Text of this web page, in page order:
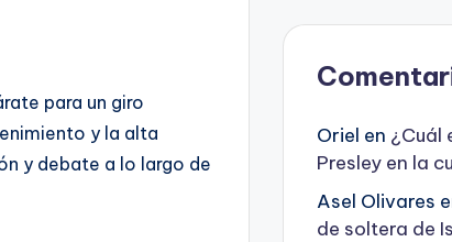
para un giro
y la alta
y debate a lo largo de
Oriel en ¿Cuál
Presley en la
Asel Olivares
de soltera de